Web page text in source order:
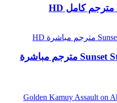
فيلم Sunset Strip Killers 2026 مترجم مباشرة